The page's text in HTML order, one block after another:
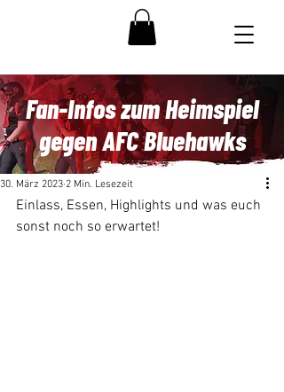
Fan-Infos zum Heimspiel
gegen AFC Bluehawks
30. März 2023 2 Min. Lesezeit
Einlass, Essen, Highlights und was euch
sonst noch so erwartet!